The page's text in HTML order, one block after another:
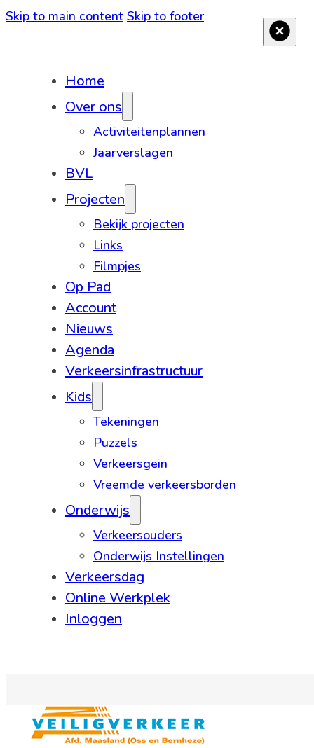
Skip to main content Skip to footer
Home
Over ons
Activiteitenplannen
Jaarverslagen
BVL
Projecten
Bekijk projecten
Links
Filmpjes
Op Pad
Account
Nieuws
Agenda
Verkeersinfrastructuur
Kids
Tekeningen
Puzzels
Verkeersgein
Vreemde verkeersborden
Onderwijs
Verkeersouders
Onderwijs Instellingen
Verkeersdag
Online Werkplek
Inloggen